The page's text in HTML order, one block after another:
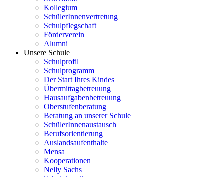
Kollegium
SchülerInnenvertretung
Schulpflegschaft
Förderverein
Alumni
Unsere Schule
Schulprofil
Schulprogramm
Der Start Ihres Kindes
Übermittagbetreuung
Hausaufgabenbetreuung
Oberstufenberatung
Beratung an unserer Schule
SchülerInnenaustausch
Berufsorientierung
Auslandsaufenthalte
Mensa
Kooperationen
Nelly Sachs